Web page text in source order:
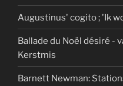
Augustinus' cogito ; 'Ik
Ballade du Noël désiré -
Kerstmis
Barnett Newman: